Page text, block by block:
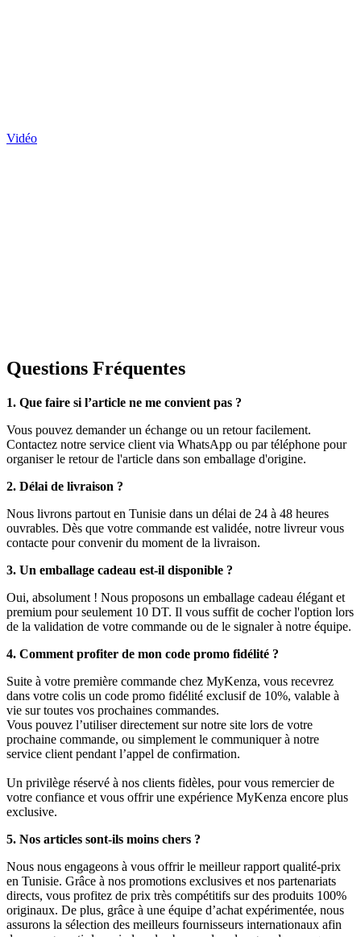
Vidéo
Questions Fréquentes
1. Que faire si l’article ne me convient pas ?
Vous pouvez demander un échange ou un retour facilement.
Contactez notre service client via WhatsApp ou par téléphone pour
organiser le retour de l'article dans son emballage d'origine.
2. Délai de livraison ?
Nous livrons partout en Tunisie dans un délai de 24 à 48 heures
ouvrables. Dès que votre commande est validée, notre livreur vous
contacte pour convenir du moment de la livraison.
3. Un emballage cadeau est-il disponible ?
Oui, absolument ! Nous proposons un emballage cadeau élégant et
premium pour seulement 10 DT. Il vous suffit de cocher l'option lors
de la validation de votre commande ou de le signaler à notre équipe.
4. Comment profiter de mon code promo fidélité ?
Suite à votre première commande chez MyKenza, vous recevrez
dans votre colis un code promo fidélité exclusif de 10%, valable à
vie sur toutes vos prochaines commandes.
Vous pouvez l’utiliser directement sur notre site lors de votre
prochaine commande, ou simplement le communiquer à notre
service client pendant l’appel de confirmation.
Un privilège réservé à nos clients fidèles, pour vous remercier de
votre confiance et vous offrir une expérience MyKenza encore plus
exclusive.
5. Nos articles sont-ils moins chers ?
Nous nous engageons à vous offrir le meilleur rapport qualité-prix
en Tunisie. Grâce à nos promotions exclusives et nos partenariats
directs, vous profitez de prix très compétitifs sur des produits 100%
originaux. De plus, grâce à une équipe d’achat expérimentée, nous
assurons la sélection des meilleurs fournisseurs internationaux afin